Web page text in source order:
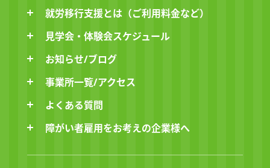
就労移行支援とは（ご利用料金など）
見学会・体験会スケジュール
お知らせ/ブログ
事業所一覧/アクセス
よくある質問
障がい者雇用をお考えの企業様へ